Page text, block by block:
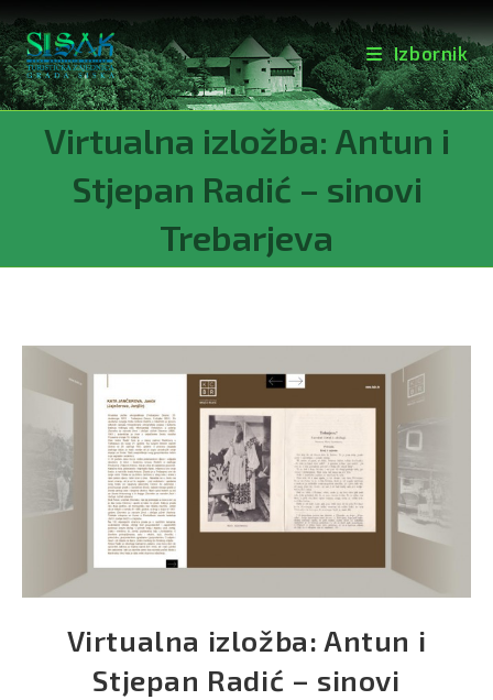
Izbornik
Virtualna izložba: Antun i
Stjepan Radić – sinovi
Trebarjeva
Virtualna izložba: Antun i
Stjepan Radić – sinovi